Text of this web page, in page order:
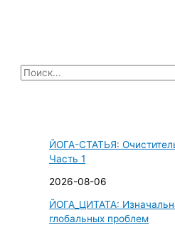
П
ЙОГА-СТАТЬЯ:
Часть 1
2026-08-06
ЙОГА_ЦИТАТА:
глобальных проблем